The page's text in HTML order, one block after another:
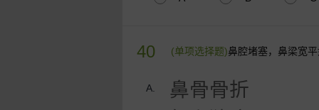
40 (单项选择题)鼻腔堵塞，鼻梁宽
A.
鼻骨骨折